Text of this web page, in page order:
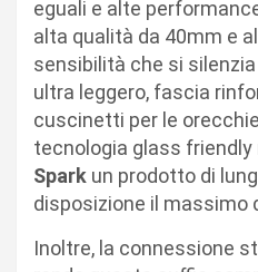
eguali e alte
alta qualità da 40mm e
sensibilità che si
ultra leggero, fascia
cuscinetti per le
tecnologia glass friendly
Spark un prodotto di
disposizione il massimo
Inoltre, la connessione